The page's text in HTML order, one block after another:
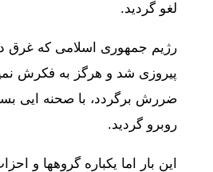
لغو گردید.
رژیم جمهوری اسلامی که
پیروزی شد و هرگز به فکرش
ضررش برگردد، با صحنه ایی
روبرو گردید.
این بار اما یکباره گروهها و